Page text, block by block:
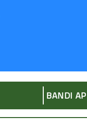
BANDI